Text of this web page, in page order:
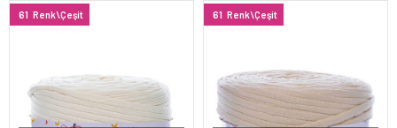
61 Renk\Çeşit 61 Renk\Çeşit